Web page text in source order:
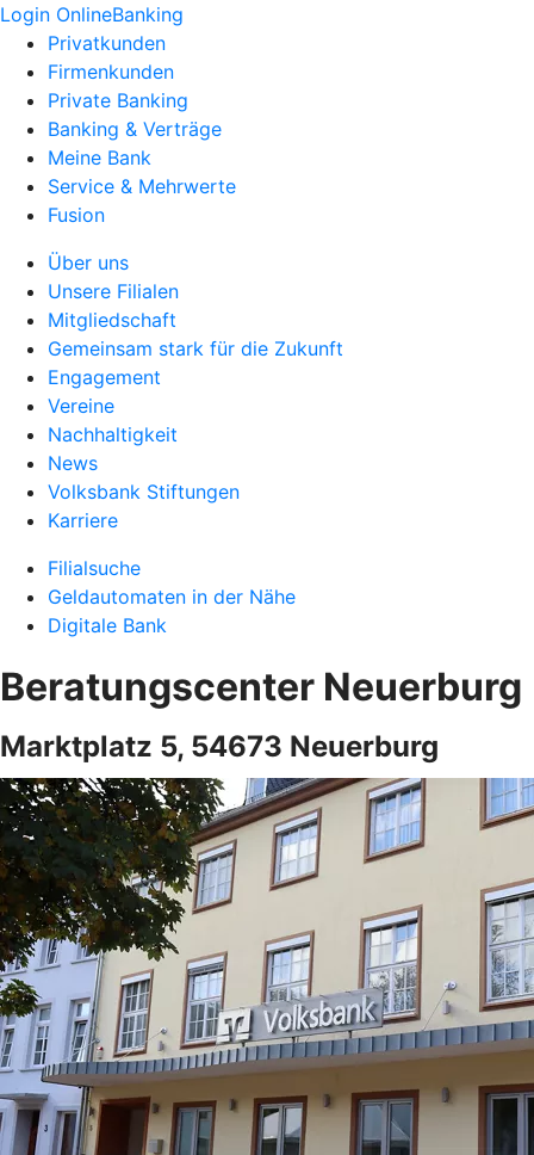
Login OnlineBanking
Privatkunden
Firmenkunden
Private Banking
Banking & Verträge
Meine Bank
Service & Mehrwerte
Fusion
Über uns
Unsere Filialen
Mitgliedschaft
Gemeinsam stark für die Zukunft
Engagement
Vereine
Nachhaltigkeit
News
Volksbank Stiftungen
Karriere
Filialsuche
Geldautomaten in der Nähe
Digitale Bank
Beratungscenter Neuerburg
Marktplatz 5, 54673 Neuerburg